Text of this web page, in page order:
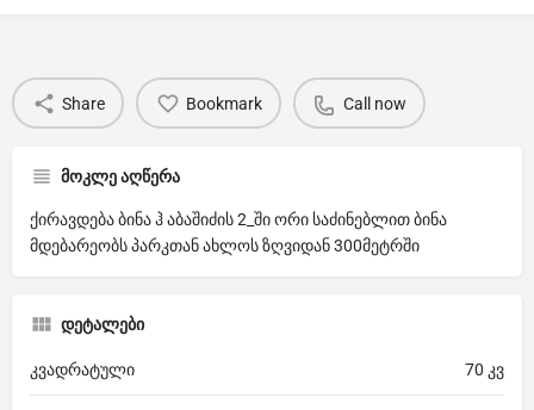
Share Bookmark Call now
მოკლე აღწერა
ქირავდება ბინა ჰ აბაშიძის 2_ში ორი საძინებლით ბინა
მდებარეობს პარკთან ახლოს ზღვიდან 300მეტრში
დეტალები
კვადრატული 70 კვ